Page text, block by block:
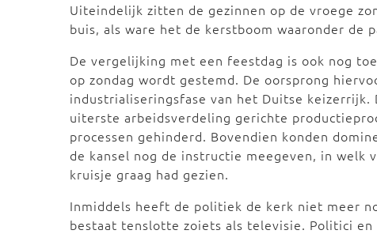
Uiteindelijk zitten de gezinnen op de vroege
buis, als ware het de kerstboom waaronder de
De vergelijking met een feestdag is ook nog
op zondag wordt gestemd. De oorsprong
industrialiseringsfase van het Duitse
uiterste arbeidsverdeling gerichte
processen gehinderd. Bovendien konden
de kansel nog de instructie meegeven, in
kruisje graag had gezien.
Inmiddels heeft de politiek de kerk niet meer
bestaat tenslotte zoiets als televisie. Politici